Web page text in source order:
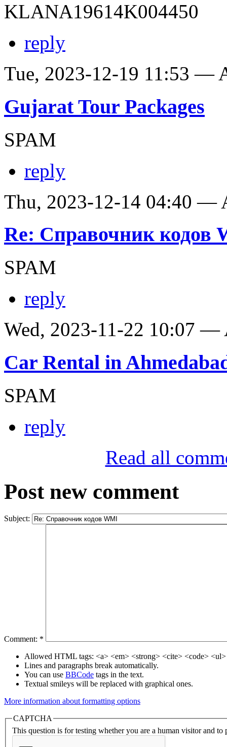
KLANA19614K004450
reply
Tue, 2023-12-19 11:53 —
Gujarat Tour Packages
SPAM
reply
Thu, 2023-12-14 04:40 —
Re: Справочник кодов
SPAM
reply
Wed, 2023-11-22 10:07 —
Car Rental in
SPAM
reply
Read all
Post new comment
Subject:
Comment: *
Allowed HTML tags: <a> <em> <strong> <cite> <code>
Lines and paragraphs break automatically.
You can use BBCode tags in the text.
Textual smileys will be replaced with graphical ones.
More information about formatting options
CAPTCHA
This question is for testing whether you are a human visitor and to